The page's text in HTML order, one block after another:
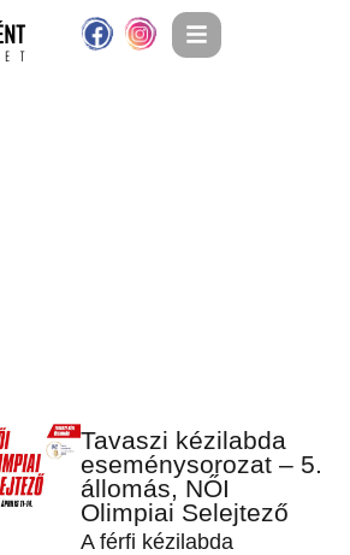
Tavaszi kézilabda
eseménysorozat – 5.
állomás, NŐI
Olimpiai Selejtező
A férfi kézilabda